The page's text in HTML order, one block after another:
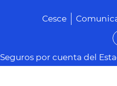
Cesce
Seguros por cuenta del